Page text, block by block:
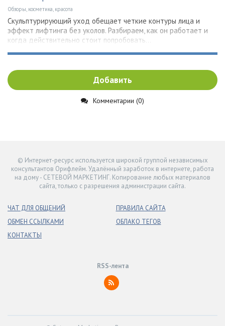
Обзоры, косметика, красота
Скульптурирующий уход обещает четкие контуры лица и
эффект лифтинга без уколов. Разбираем, как он работает и
когда действительно стоит попробовать...
Добавить
Комментарии (0)
© Интернет-ресурс используется широкой группой независимых
консультантов Орифлейм. Удалённый заработок в интернете, работа
на дому - СЕТЕВОЙ МАРКЕТИНГ. Копирование любых материалов
сайта, только с разрешения администрации сайта.
ЧАТ ДЛЯ ОБЩЕНИЙ
ОБМЕН ССЫЛКАМИ
КОНТАКТЫ
ПРАВИЛА САЙТА
ОБЛАКО ТЕГОВ
RSS-лента